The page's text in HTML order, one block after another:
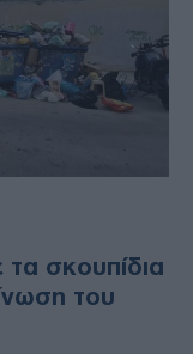
σκουπίδια
του